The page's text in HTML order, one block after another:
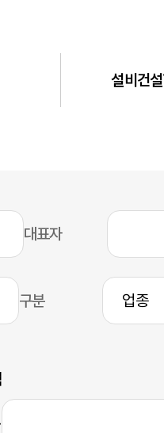
설비건
대표자
구분